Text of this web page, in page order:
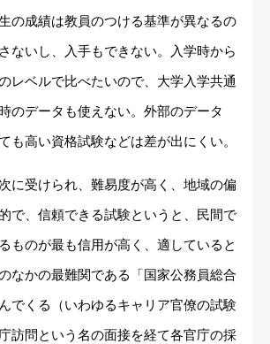
の成績は教員のつける基準が異なるの
ないし、入手もできない。入学時から
レベルで比べたいので、大学入学共通
のデータも使えない。外部のデータ
も高い資格試験などは差が出にくい。
に受けられ、難易度が高く、地域の偏
で、信頼できる試験というと、民間で
ものが最も信用が高く、適していると
なかの最難関である「国家公務員総合
でくる（いわゆるキャリア官僚の試験
訪問という名の面接を経て各官庁の採